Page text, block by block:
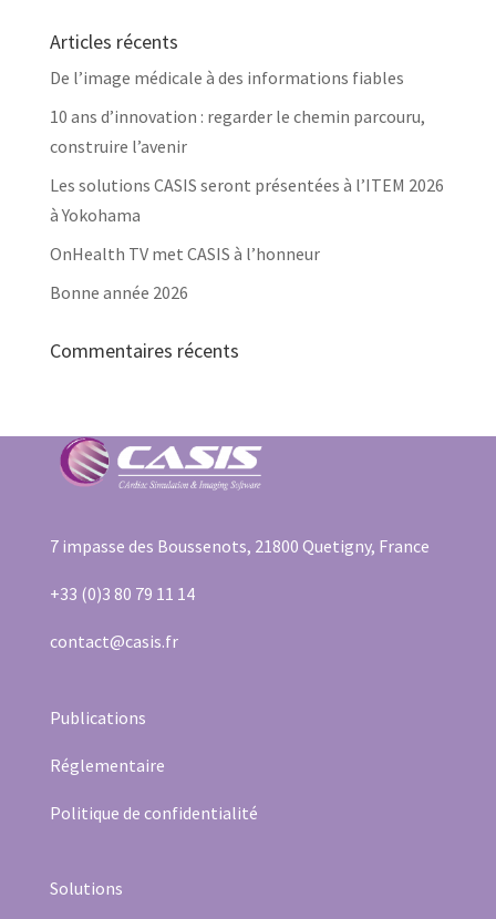
Articles récents
De l’image médicale à des informations fiables
10 ans d’innovation : regarder le chemin parcouru,
construire l’avenir
Les solutions CASIS seront présentées à l’ITEM 2026
à Yokohama
OnHealth TV met CASIS à l’honneur
Bonne année 2026
Commentaires récents
7 impasse des Boussenots, 21800 Quetigny, France
+33 (0)3 80 79 11 14
contact@casis.fr
Publications
Réglementaire
Politique de confidentialité
Solutions